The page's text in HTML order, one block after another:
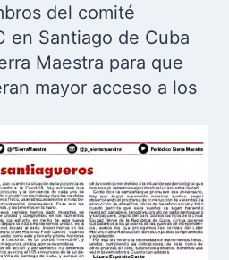
del comité
en Santiago de Cuba
Maestra para que
mayor acceso a los